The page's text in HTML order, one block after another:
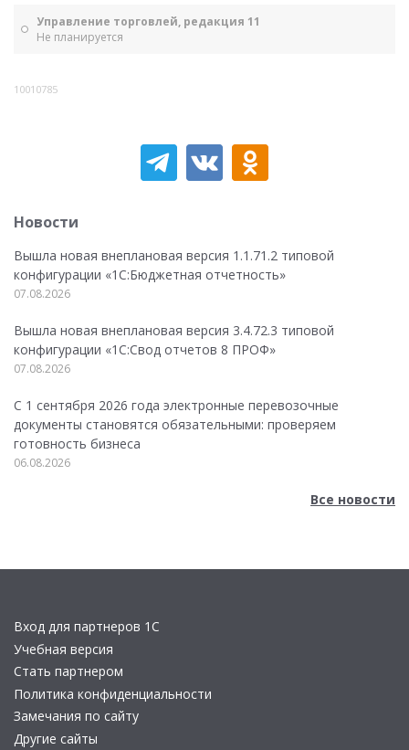
Управление торговлей, редакция 11
Не планируется
10010785
Новости
Вышла новая внеплановая версия 1.1.71.2 типовой
конфигурации «1C:Бюджетная отчетность»
07.08.2026
Вышла новая внеплановая версия 3.4.72.3 типовой
конфигурации «1C:Свод отчетов 8 ПРОФ»
07.08.2026
С 1 сентября 2026 года электронные перевозочные
документы становятся обязательными: проверяем
готовность бизнеса
06.08.2026
Все новости
Вход для партнеров 1С
Учебная версия
Стать партнером
Политика конфиденциальности
Замечания по сайту
Другие сайты